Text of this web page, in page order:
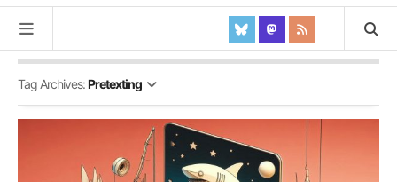
Tag Archives:Pretexting